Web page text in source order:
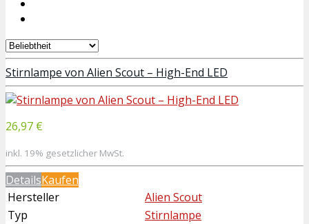
Stirnlampe von Alien Scout – High-End LED
26,97 €
inkl. 19% gesetzlicher MwSt.
DetailsKaufen
Hersteller
Alien Scout
Typ
Stirnlampe